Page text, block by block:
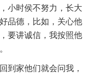
小时侯不努力，长大
品德，比如，关心他
要讲诚信，我按照他
到家他们就会问我，